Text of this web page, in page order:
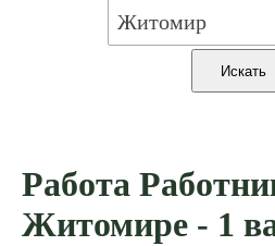
Работа
Житомире - 1